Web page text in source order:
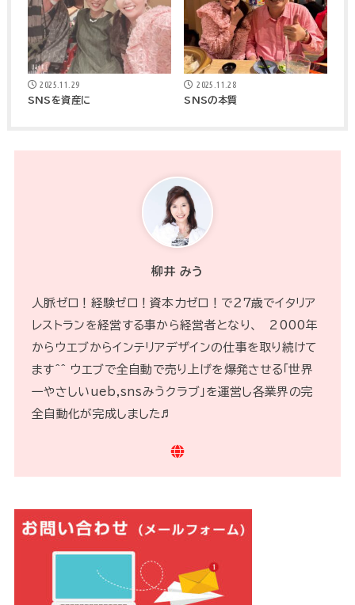
2025.11.29
SNSを資産に
2025.11.28
SNSの本質
柳井 みう
人脈ゼロ！経験ゼロ！資本力ゼロ！で２７歳でイタリア
レストランを経営する事から経営者となり、 2000年
からウエブからインテリアデザインの仕事を取り続けて
ます^^ ウエブで全自動で売り上げを爆発させる「世界
一やさしいueb,snsみうクラブ」を運営し各業界の完
全自動化が完成しました♬